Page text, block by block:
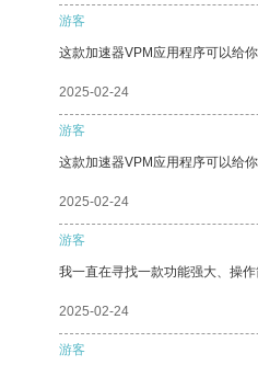
游客
这款加速器VPM应用程序可以给
2025-02-24
游客
这款加速器VPM应用程序可以给
2025-02-24
游客
我一直在寻找一款功能强大、操
2025-02-24
游客